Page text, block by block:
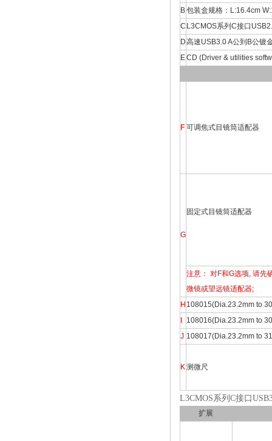
B包装盒规格：L:16.4cm
C L3CMOS系列C接口
D高速USB3.0 A公到B公镀
ECD (Driver & utilities
F 可调焦式目镜筒适配器
G
固定式目镜筒适配器
注意： 对F和G选项, 请先
微镜或望远镜适配器;
H 108015(Dia.23.2mm to
108016(Dia.23.2mm to
J 108017(Dia.23.2mm to
K测微尺
L3CMOS系列C接口
扩展